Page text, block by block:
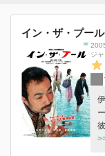
イン・ザ・プール
ジャ